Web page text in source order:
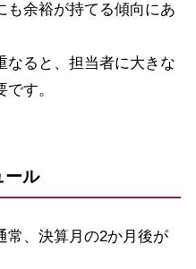
も余裕が持てる傾向にあ
なると、担当者に大きな
す。
ール
常、決算月の2か月後が